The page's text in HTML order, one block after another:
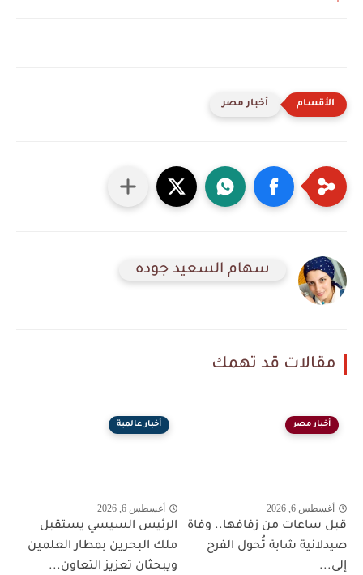
أخبار مصر
سهام السعيد جوده
مقالات قد تهمك
أخبار مصر
أغسطس 6, 2026
قبل ساعات من زفافها.. وفاة
صيدلانية شابة تُحول الفرح
إلى...
أخبار عالمية
أغسطس 6, 2026
الرئيس السيسي يستقبل
ملك البحرين بمطار العلمين
ويبحثان تعزيز التعاون...